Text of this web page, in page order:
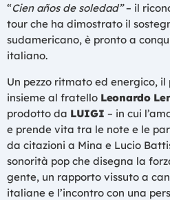
“Cien años de soledad”– il
tour che ha dimostrato il
sudamericano, è pronto a
italiano.
Un pezzo ritmato ed energico,
insieme al fratello Leonardo
prodotto da LUIGI – in cui
e prende vita tra le note e le
da citazioni a Mina e Lucio
sonorità pop che disegna la
gente, un rapporto vissuto a
italiane e l’incontro con una